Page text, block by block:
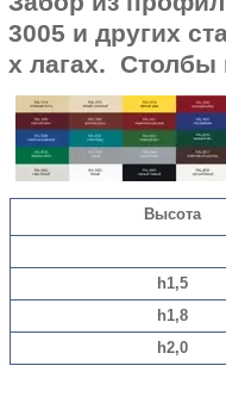
3005 и других
х лагах. Столбы
Высота
h1,5
h1,8
h2,0